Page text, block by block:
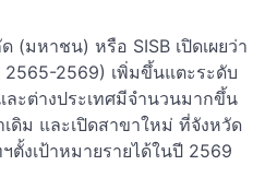
(มหาชน) หรือ SISB เปิดเผยว่า
2569) เพิ่มขึ้นแตะระดับ
ะต่างประเทศมีจำนวนมากขึ้น
ดิม และเปิดสาขาใหม่ ที่จังหวัด
ตั้งเป้าหมายรายได้ในปี 2569